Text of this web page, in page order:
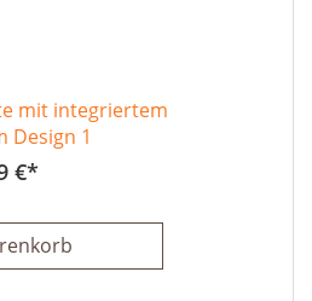
mit integriertem
Design 1
€